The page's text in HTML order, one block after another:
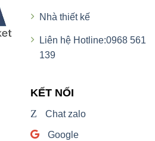
Nhà thiết kế
Liên hệ Hotline:0968 561
139
KẾT NỐI
Z Chat zalo
Google